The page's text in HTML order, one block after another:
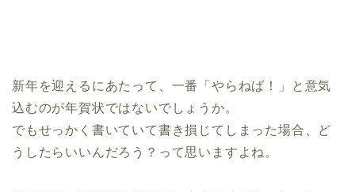
新年を迎えるにあたって、一番「やらねば！」と意気
込むのが年賀状ではないでしょうか。
でもせっかく書いていて書き損じてしまった場合、ど
うしたらいいんだろう？って思いますよね。